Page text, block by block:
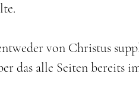
von Christus
das alle Seiten bereits